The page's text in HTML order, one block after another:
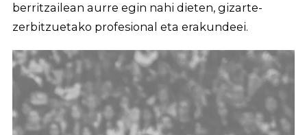
berritzailean aurre egin nahi dieten, gizarte-
zerbitzuetako profesional eta erakundeei.